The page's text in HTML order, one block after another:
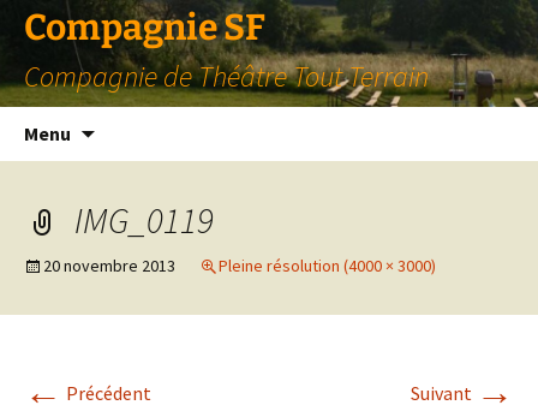
Compagnie SF
Compagnie de Théâtre Tout Terrain
Menu
IMG_0119
20 novembre 2013 Pleine résolution (4000 × 3000)
← Précédent Suivant →